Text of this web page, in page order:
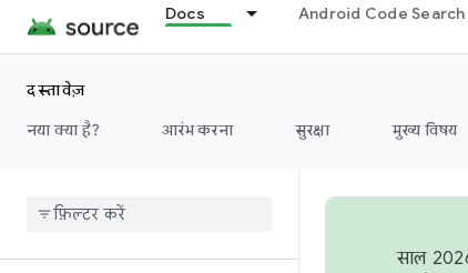
Docs Android Code Search
दस्तावेज़
नया क्या है?
आरंभ करना सुरक्षा मुख्य विषय
साल